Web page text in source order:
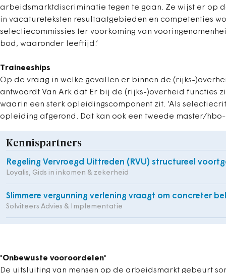
arbeidsmarktdiscriminatie tegen te gaan. Ze wijst er op
in vacatureteksten resultaatgebieden en competenties
selectiecommissies ter voorkoming van
bod, waaronder leeftijd.’
Traineeships
Op de vraag in welke gevallen er binnen de (rijks-
antwoordt Van Ark dat Er bij de (rijks-)overheid functies
waarin een sterk opleidingscomponent zit. ‘Als
opleiding afgerond. Dat kan ook een tweede master/
Kennispartners
Regeling Vervroegd Uittreden (RVU) structureel
Loyalis, Gids in inkomen & zekerheid
Slimmere vergunning verlening vraagt om concreter
Solviteers Advies & Implementatie
'Onbewuste vooroordelen'
De uitsluiting van mensen op de arbeidsmarkt gebeurt